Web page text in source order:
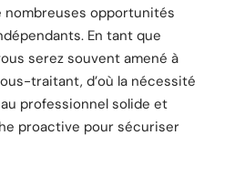
nombreuses opportunités
En tant que
serez souvent amené à
traitant, d’où la nécessité
professionnel solide et
proactive pour sécuriser